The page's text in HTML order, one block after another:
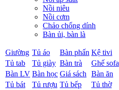
Nồi niêu
Nồi cơm
Chảo chống dính
Bàn ủi, bàn là
Giường Tủ áo Bàn phấn Kệ tivi
Tủ tab Tủ giày Bàn trà
Ghế sofa
Bàn LV Bàn học Giá sách Bàn ăn
Tủ bát Tủ rượu Tủ bếp
Tủ thờ